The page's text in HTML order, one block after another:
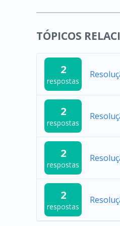
TÓPICOS
2
respostas
2
respostas
2
respostas
2
respostas